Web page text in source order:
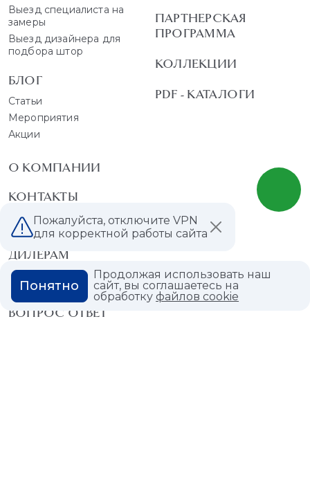
Выезд специалиста на
замеры
Выезд дизайнера для
подбора штор
БЛОГ
Статьи
Мероприятия
Акции
ПАРТНЕРСКАЯ
ПРОГРАММА
КОЛЛЕКЦИИ
PDF - КАТАЛОГИ
О КОМПАНИИ
КОНТАКТЫ
МАГАЗИНЫ
ДИЛЕРАМ
ВАКАНСИИ
ВОПРОС ОТВЕТ
Пожалуйста, отключите VPN
для корректной работы сайта
Продолжая использовать наш
сайт, вы соглашаетесь на
обработкуфайлов cookie
Понятно